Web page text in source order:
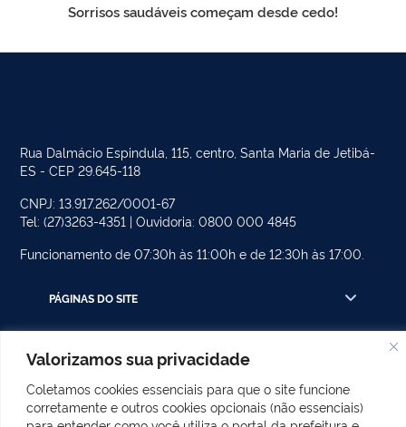
Valorizamos sua privacidade
Coletamos cookies essenciais para que o site funcione
corretamente e outros cookies opcionais (não essenciais)
Sorrisos saudáveis começam desde cedo!
Rua Dalmácio Espindula, 115, centro, Santa Maria de Jetibá-
ES - CEP 29.645-118
CNPJ: 13.917.262/0001-67
Tel: (27)3263-4351 | Ouvidoria: 0800 000 4845
Funcionamento de 07:30h às 11:00h e de 12:30h às 17:00.
PÁGINAS DO SITE
POSTS RECENTES